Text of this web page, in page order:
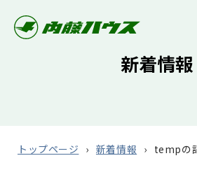
新着情報
トップページ 新着情報 tempの